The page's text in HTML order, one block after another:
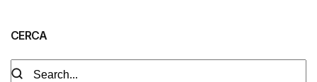
CERCA